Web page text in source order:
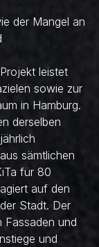
der Mangel an
leistet
sowie zur
in Hamburg.
derselben
sämtlichen
für 80
auf den
Stadt. Der
Fassaden und
und